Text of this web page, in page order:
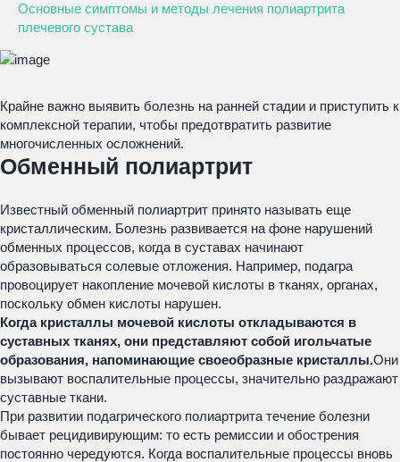
Основные симптомы и методы лечения полиартрита
плечевого сустава
Крайне важно выявить болезнь на ранней стадии и приступить к
комплексной терапии, чтобы предотвратить развитие
многочисленных осложнений.
Обменный полиартрит
Известный обменный полиартрит принято называть еще
кристаллическим. Болезнь развивается на фоне нарушений
обменных процессов, когда в суставах начинают
образовываться солевые отложения. Например, подагра
провоцирует накопление мочевой кислоты в тканях, органах,
поскольку обмен кислоты нарушен.
Когда кристаллы мочевой кислоты откладываются в
суставных тканях, они представляют собой игольчатые
образования, напоминающие своеобразные кристаллы.Они
вызывают воспалительные процессы, значительно раздражают
суставные ткани.
При развитии подагрического полиартрита течение болезни
бывает рецидивирующим: то есть ремиссии и обострения
постоянно чередуются. Когда воспалительные процессы вновь